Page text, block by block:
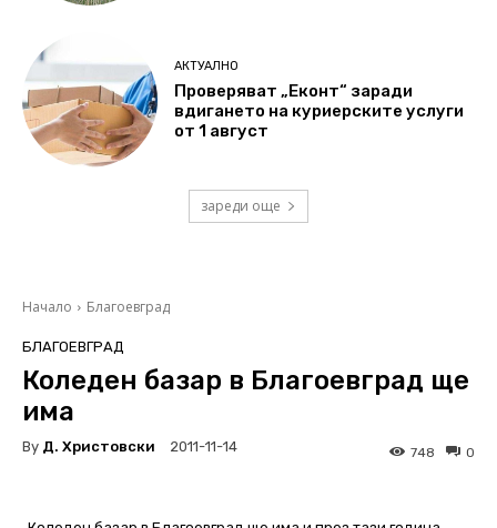
АКТУАЛНО
Проверяват „Еконт“ заради
вдигането на куриерските услуги
от 1 август
зареди още